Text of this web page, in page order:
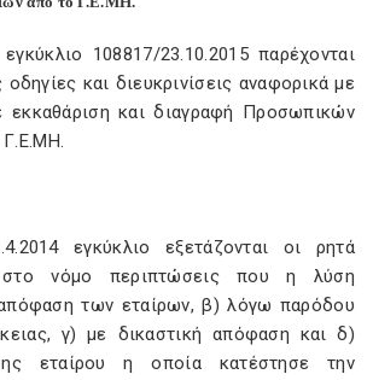
108817/23.10.2015 παρέχονται
και διευκρινίσεις αναφορικά με
και διαγραφή Προσωπικών
Γ.Ε.ΜΗ.
εγκύκλιο εξετάζονται οι ρητά
στο νόμο περιπτώσεις που η λύση
των εταίρων, β) λόγω παρόδου
γ) με δικαστική απόφαση και δ)
εταίρου η οποία κατέστησε την